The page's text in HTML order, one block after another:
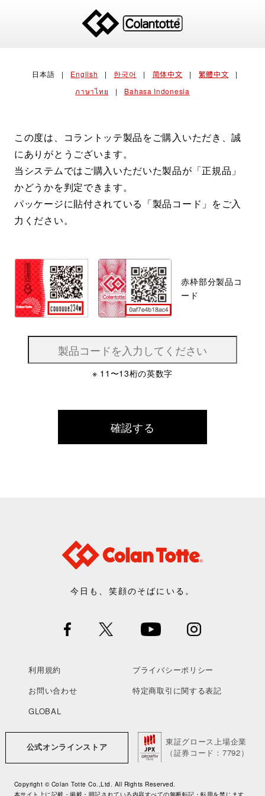
日本語 | English | 한국어 | 简体中文 | 繁體中文
|
ภาษาไทย
| Bahasa Indonesia
この度は、コラントッテ製品をご購入いただき、誠
にありがとうございます。
当システムではご購入いただいた製品が「正規品」
かどうかを判定できます。
パッケージに貼付されている「製品コード」をご入
力ください。
赤枠部分製品コ
ード
※ 11〜13桁の英数字
確認する
今日も、笑顔のそばにいる。
利用規約
プライバシーポリシー
お問い合わせ
特定商取引に関する表記
GLOBAL
公式オンラインストア
東証グロース上場企業
（証券コード：7792）
Copyright © Colan Totte Co.,Ltd. All Rights Reserved.
本サイト上に記載・掲載・明記されている内容すべての無断転記・転用を禁じます。